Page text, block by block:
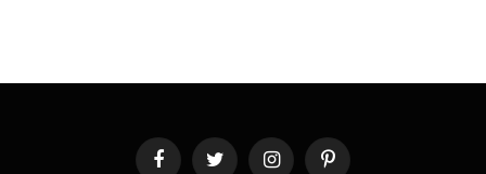
FacebookTwitter InstagramPinterest